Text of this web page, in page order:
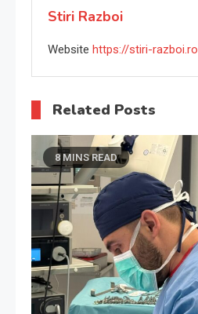
Stiri Razboi
Website https://stiri-razboi.ro
Related Posts
8 MINS READ